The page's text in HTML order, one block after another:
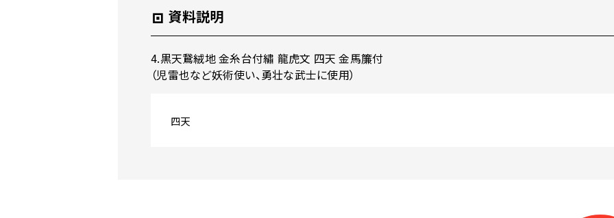
資料説明
4.黒天鵞絨地 金糸台付繡 龍虎文 四天 金馬簾付
（児雷也など妖術使い、勇壮な武士に使用）
四天